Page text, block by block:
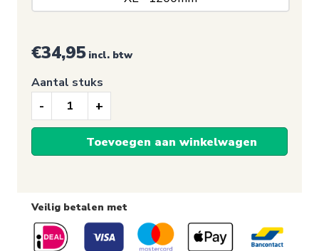
€34,95incl. btw
Adolf
Croeser
-
Aantal stuks
Toevoegen aan winkelwagen
Veilig betalen met